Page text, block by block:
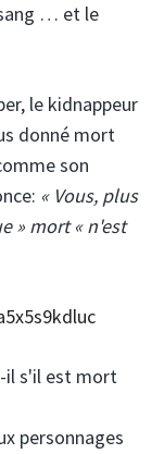
… et le
le kidnappeur
donné mort
son
« Vous, plus
» mort « n'est
il s'il est mort
personnages